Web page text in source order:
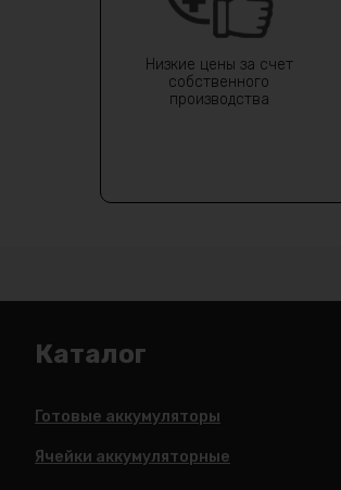
Низкие цены за счет
собственного
производства
Каталог
Готовые аккумуляторы
Ячейки аккумуляторные